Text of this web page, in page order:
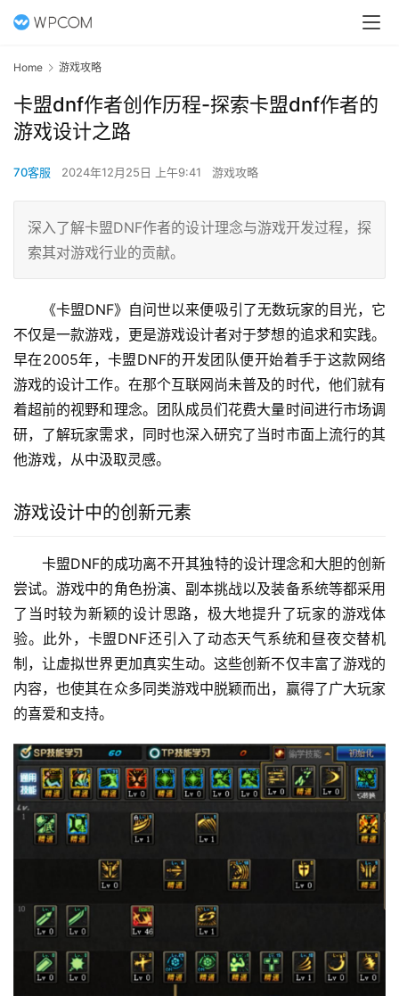
Home 游戏攻略
卡盟dnf作者创作历程-探索卡盟dnf作者的
游戏设计之路
70客服 2024年12月25日 上午9:41 游戏攻略
深入了解卡盟DNF作者的设计理念与游戏开发过程，探
索其对游戏行业的贡献。
《卡盟DNF》自问世以来便吸引了无数玩家的目光，它
不仅是一款游戏，更是游戏设计者对于梦想的追求和实践。
早在2005年，卡盟DNF的开发团队便开始着手于这款网络
游戏的设计工作。在那个互联网尚未普及的时代，他们就有
着超前的视野和理念。团队成员们花费大量时间进行市场调
研，了解玩家需求，同时也深入研究了当时市面上流行的其
他游戏，从中汲取灵感。
游戏设计中的创新元素
卡盟DNF的成功离不开其独特的设计理念和大胆的创新
尝试。游戏中的角色扮演、副本挑战以及装备系统等都采用
了当时较为新颖的设计思路，极大地提升了玩家的游戏体
验。此外，卡盟DNF还引入了动态天气系统和昼夜交替机
制，让虚拟世界更加真实生动。这些创新不仅丰富了游戏的
内容，也使其在众多同类游戏中脱颖而出，赢得了广大玩家
的喜爱和支持。